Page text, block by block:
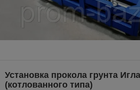
Установка прокола грунта
(котлованного типа)